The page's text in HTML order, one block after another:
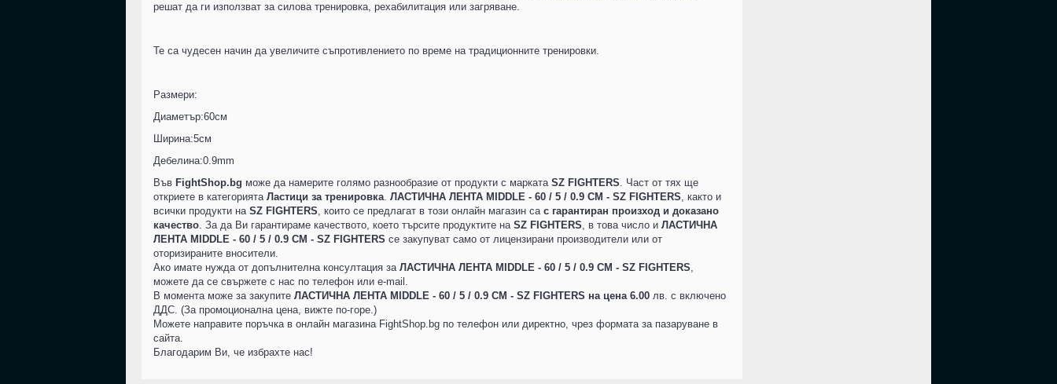
решат да ги използват за силова тренировка, рехабилитация или загряване.
Те са чудесен начин да увеличите съпротивлението по време на традиционните тренировки.
Размери:
Диаметър:60см
Ширина:5см
Дебелина:0.9mm
Във FightShop.bg може да намерите голямо разнообразие от продукти с марката SZ FIGHTERS. Част от тях ще
откриете в категорията Ластици за тренировка. ЛАСТИЧНА ЛЕНТА MIDDLE - 60 / 5 / 0.9 СМ - SZ FIGHTERS, както и
всички продукти на SZ FIGHTERS, които се предлагат в този онлайн магазин са с гарантиран произход и доказано
качество. За да Ви гарантираме качеството, което търсите продуктите на SZ FIGHTERS, в това число и ЛАСТИЧНА
ЛЕНТА MIDDLE - 60 / 5 / 0.9 СМ - SZ FIGHTERS се закупуват само от лицензирани производители или от
оторизираните вносители.
Ако имате нужда от допълнителна консултация за ЛАСТИЧНА ЛЕНТА MIDDLE - 60 / 5 / 0.9 СМ - SZ FIGHTERS,
можете да се свържете с нас по телефон или e-mail.
В момента може за закупите ЛАСТИЧНА ЛЕНТА MIDDLE - 60 / 5 / 0.9 СМ - SZ FIGHTERS на цена 6.00 лв. с включено
ДДС. (За промоционална цена, вижте по-горе.)
Можете направите поръчка в онлайн магазина FightShop.bg по телефон или директно, чрез формата за пазаруване в
сайта.
Благодарим Ви, че избрахте нас!